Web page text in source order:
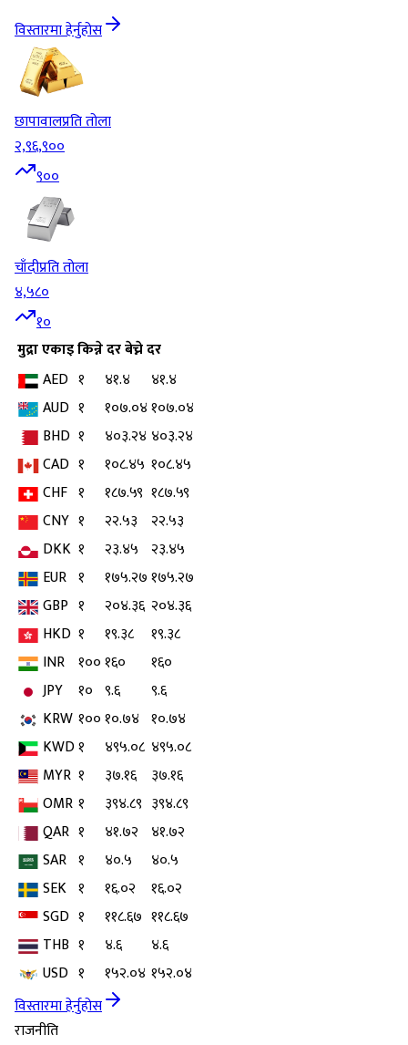
विस्तारमा हेर्नुहोस
छापावालप्रति तोला
२,९६,९००
९००
चाँदीप्रति तोला
४,५८०
१०
मुद्राएकाइकिन्ने दरबेच्ने दर
AED १ ४१.४
४१.४
AUD १ १०७.०४१०७.०४
BHD १ ४०३.२४ ४०३.२४
CAD १ १०८.४५ १०८.४५
CHF १ १८७.५९ १८७.५९
CNY १ २२.५३
२२.५३
DKK १ २३.४५ २३.४५
EUR १ १७५.२७१७५.२७
GBP १ २०४.३६ २०४.३६
HKD १ १९.३८
१९.३८
INR १००१६०
१६०
JPY
१० ९.६
९.६
KRW १००१०.७४ १०.७४
KWD१ ४९५.०८ ४९५.०८
MYR १ ३७.१६
३७.१६
OMR १ ३९४.८९ ३९४.८९
QAR १ ४१.७२ ४१.७२
SAR १ ४०.५
४०.५
SEK १ १६.०२
१६.०२
SGD १ ११८.६७ ११८.६७
THB १ ४.६
४.६
USD १ १५२.०४ १५२.०४
विस्तारमा हेर्नुहोस
राजनीति